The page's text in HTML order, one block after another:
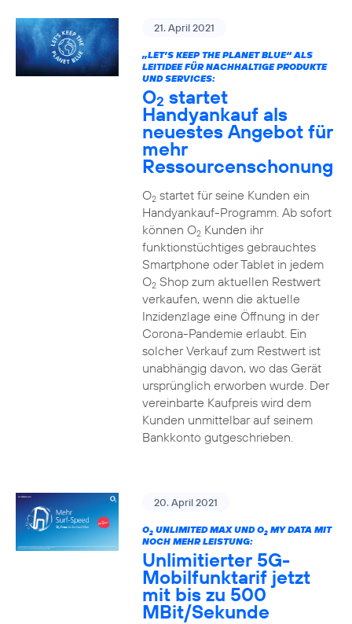
21. April 2021
„LET’S KEEP THE PLANET BLUE“ ALS
LEITIDEE FÜR NACHHALTIGE PRODUKTE
UND SERVICES:
O2 startet
Handyankauf als
neuestes Angebot für
mehr
Ressourcenschonung
O2startet für seine Kunden ein
Handyankauf-Programm. Ab sofort
können O2Kunden ihr
funktionstüchtiges gebrauchtes
Smartphone oder Tablet in jedem
O2Shop zum aktuellen Restwert
verkaufen, wenn die aktuelle
Inzidenzlage eine Öffnung in der
Corona-Pandemie erlaubt. Ein
solcher Verkauf zum Restwert ist
unabhängig davon, wo das Gerät
ursprünglich erworben wurde. Der
vereinbarte Kaufpreis wird dem
Kunden unmittelbar auf seinem
Bankkonto gutgeschrieben.
20. April 2021
O2UNLIMITED MAX UND O2MY DATA MIT
NOCH MEHR LEISTUNG:
Unlimitierter 5G-
Mobilfunktarif jetzt
mit bis zu 500
MBit/Sekunde